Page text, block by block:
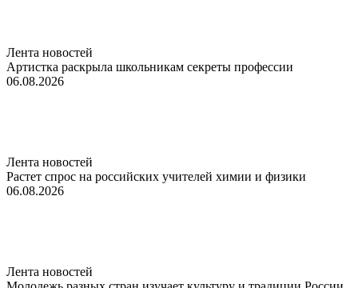
Лента новостей
Артистка раскрыла школьникам секреты профессии
06.08.2026
Лента новостей
Растет спрос на российских учителей химии и физики
06.08.2026
Лента новостей